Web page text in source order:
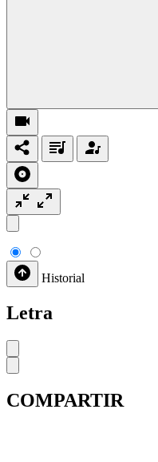
Historial
Letra
COMPARTIR